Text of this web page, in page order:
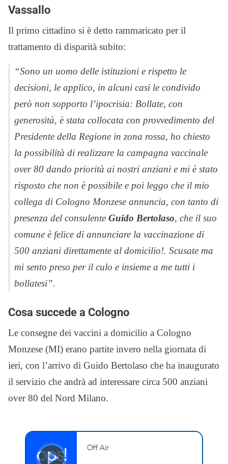
Vassallo
Il primo cittadino si è detto rammaricato per il
trattamento di disparità subito:
“Sono un uomo delle istituzioni e rispetto le
decisioni, le applico, in alcuni casi le condivido
però non sopporto l’ipocrisia: Bollate, con
generosità, è stata collocata con provvedimento del
Presidente della Regione in zona rossa, ho chiesto
la possibilità di realizzare la campagna vaccinale
over 80 dando priorità ai nostri anziani e mi è stato
risposto che non è possibile e poi leggo che il mio
collega di Cologno Monzese annuncia, con tanto di
presenza del consulente Guido Bertolaso, che il suo
comune è felice di annunciare la vaccinazione di
500 anziani direttamente al domicilio!. Scusate ma
mi sento preso per il culo e insieme a me tutti i
bollatesi”.
Cosa succede a Cologno
Le consegne dei vaccini a domicilio a Cologno
Monzese (MI) erano partite invero nella giornata di
ieri, con l’arrivo di Guido Bertolaso che ha inaugurato
il servizio che andrà ad interessare circa 500 anziani
over 80 del Nord Milano.